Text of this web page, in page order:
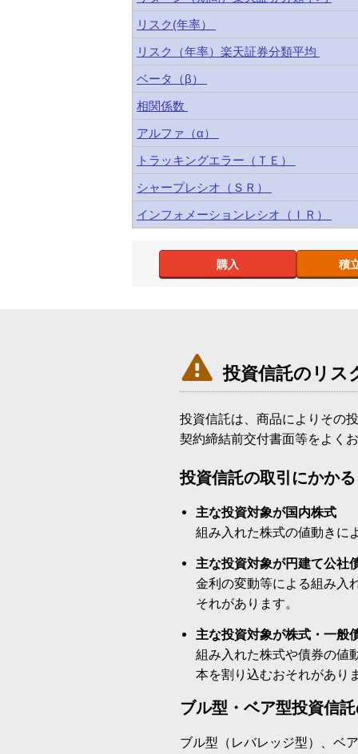
リスク(年率）
リスク（年率）楽天証券分類平均
ベータ（β）
相関係数
アルファ（α）
トラッキングエラー（ＴＥ）
シャープレシオ（ＳＲ）
インフォメーションレシオ（ＩＲ）
購入 積
 投資信託のリス
投資信託は、商品によりその
契約締結前交付書面等をよく
投資信託の取引にかか
主な投資対象が国内株式
組み入れた株式の値動きに
主な投資対象が円建て公社
金利の変動等による組み入
それがあります。
主な投資対象が株式・一般
組み入れた株式や債券の値
本を割り込むおそれがあり
ブル型・ベア型投資信
ブル型（レバレッジ型）、ベ